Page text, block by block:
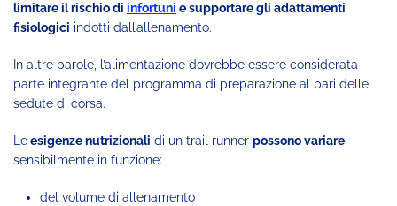
limitare il rischio di infortuni e supportare gli adattamenti
fisiologici indotti dall’allenamento.
In altre parole, l’alimentazione dovrebbe essere considerata
parte integrante del programma di preparazione al pari delle
sedute di corsa.
Leesigenze nutrizionali di un trail runner possono variare
sensibilmente in funzione:
del volume di allenamento